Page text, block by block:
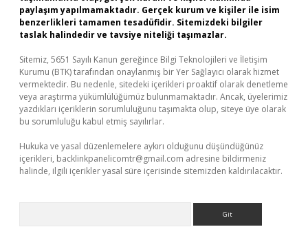
paylaşım yapılmamaktadır. Gerçek kurum ve kişiler ile isim
benzerlikleri tamamen tesadüfidir. Sitemizdeki bilgiler
taslak halindedir ve tavsiye niteliği taşımazlar.
Sitemiz, 5651 Sayılı Kanun gereğince Bilgi Teknolojileri ve İletişim
Kurumu (BTK) tarafından onaylanmış bir Yer Sağlayıcı olarak hizmet
vermektedir. Bu nedenle, sitedeki içerikleri proaktif olarak denetleme
veya araştırma yükümlülüğümüz bulunmamaktadır. Ancak, üyelerimiz
yazdıkları içeriklerin sorumluluğunu taşımakta olup, siteye üye olarak
bu sorumluluğu kabul etmiş sayılırlar.
Hukuka ve yasal düzenlemelere aykırı olduğunu düşündüğünüz
içerikleri, backlinkpanelicomtr@gmail.com adresine bildirmeniz
halinde, ilgili içerikler yasal süre içerisinde sitemizden kaldırılacaktır.